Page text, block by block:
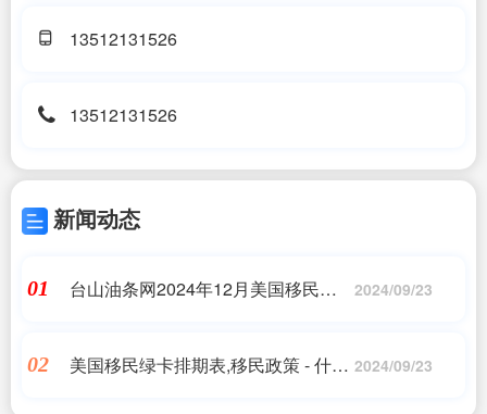
13512131526
13512131526
新闻动态
01
台山油条网2024年12月美国移民排
2024/09/23
02
美国移民绿卡排期表,移民政策 - 什么 2024/09/23